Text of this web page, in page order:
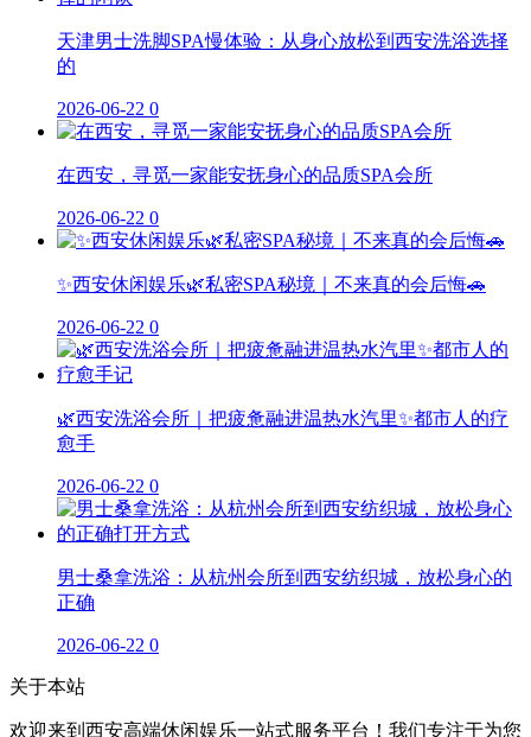
天津男士洗脚SPA慢体验：从身心放松到西安洗浴选择
的
2026-06-22 0
在西安，寻觅一家能安抚身心的品质SPA会所
2026-06-22 0
✨西安休闲娱乐🌿私密SPA秘境｜不来真的会后悔🚗
2026-06-22 0
🌿西安洗浴会所｜把疲惫融进温热水汽里✨都市人的疗
愈手
2026-06-22 0
男士桑拿洗浴：从杭州会所到西安纺织城，放松身心的
正确
2026-06-22 0
关于本站
欢迎来到西安高端休闲娱乐一站式服务平台！我们专注于为您